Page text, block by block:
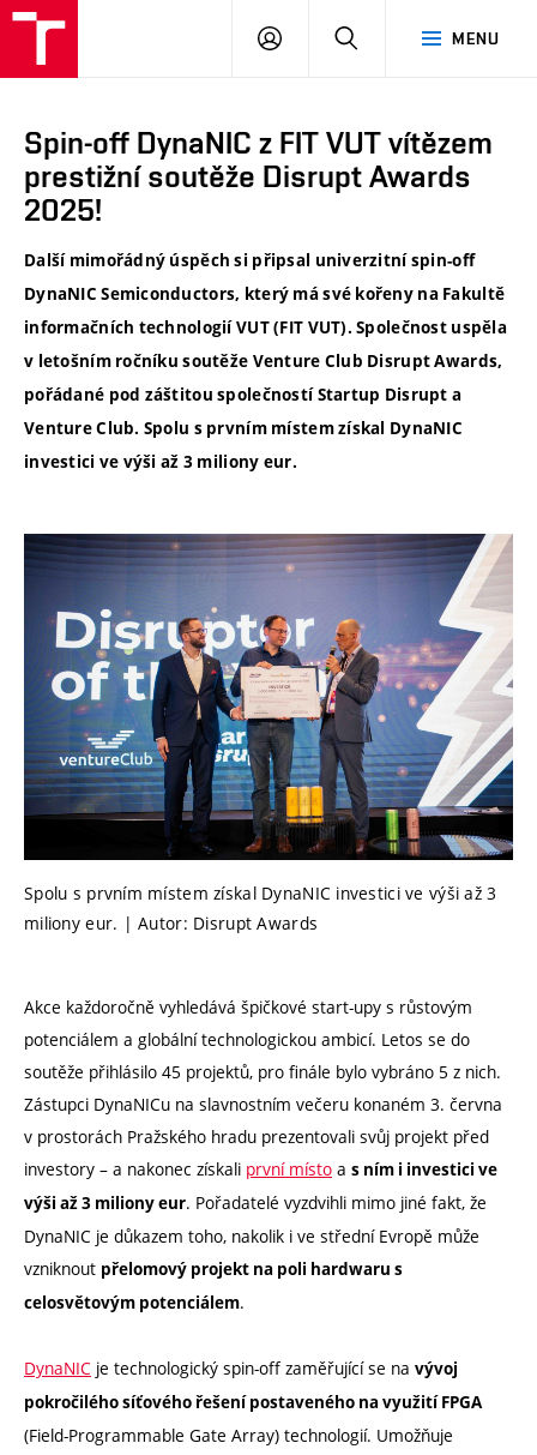
MENU
PŘIHLÁSIT
Spin-off DynaNIC z FIT VUT vítězem
prestižní soutěže Disrupt Awards
2025!
Další mimořádný úspěch si připsal univerzitní spin-off
DynaNIC Semiconductors, který má své kořeny na Fakultě
informačních technologií VUT (FIT VUT). Společnost uspěla
v letošním ročníku soutěže Venture Club Disrupt Awards,
pořádané pod záštitou společností Startup Disrupt a
Venture Club. Spolu s prvním místem získal DynaNIC
investici ve výši až 3 miliony eur.
Spolu s prvním místem získal DynaNIC investici ve výši až 3
miliony eur. | Autor: Disrupt Awards
Akce každoročně vyhledává špičkové start-upy s růstovým
potenciálem a globální technologickou ambicí. Letos se do
soutěže přihlásilo 45 projektů, pro finále bylo vybráno 5 z nich.
Zástupci DynaNICu na slavnostním večeru konaném 3. června
v prostorách Pražského hradu prezentovali svůj projekt před
investory – a nakonec získali první místo a s ním i investici ve
výši až 3 miliony eur. Pořadatelé vyzdvihli mimo jiné fakt, že
DynaNIC je důkazem toho, nakolik i ve střední Evropě může
vzniknout přelomový projekt na poli hardwaru s
celosvětovým potenciálem.
DynaNIC je technologický spin-off zaměřující se na vývoj
pokročilého síťového řešení postaveného na využití FPGA
(Field-Programmable Gate Array) technologií. Umožňuje